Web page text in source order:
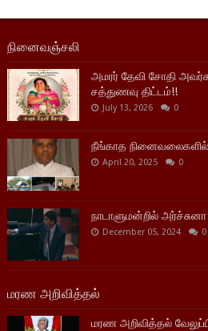
நினைவஞ்சலி
அமரர் தேவி சோதி
சத்துணவு திட்டம்!!
July 13, 2026 0
நீங்காத நினைவலைகளில்
April 20, 2025 0
நாடாளுமன்றில்
December 05, 2024 0
மரண அறிவித்தல்
மரண அறிவித்தல்